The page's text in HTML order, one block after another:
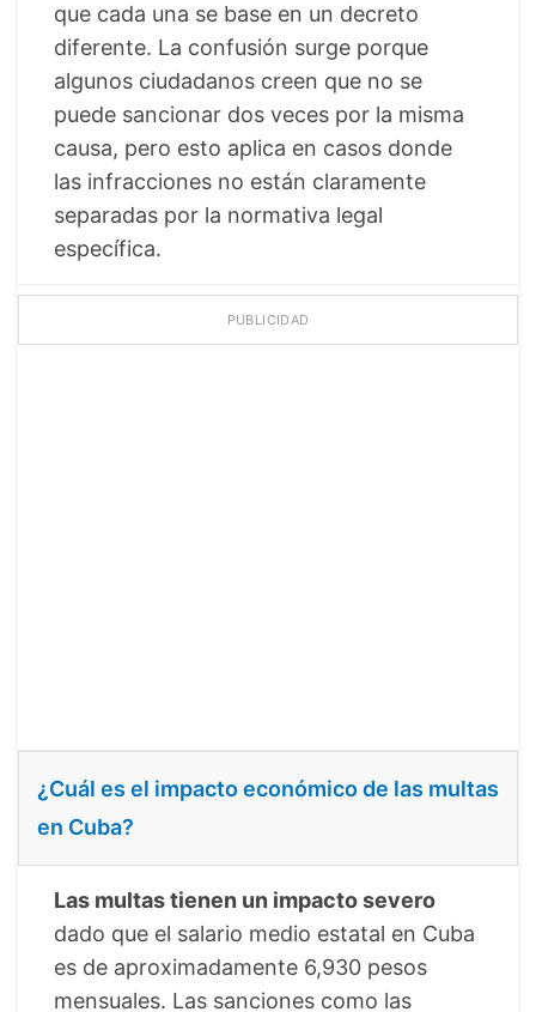
que cada una se base en un decreto
diferente. La confusión surge porque
algunos ciudadanos creen que no se
puede sancionar dos veces por la misma
causa, pero esto aplica en casos donde
las infracciones no están claramente
separadas por la normativa legal
específica.
PUBLICIDAD
¿Cuál es el impacto económico de las multas
en Cuba?
Las multas tienen un impacto severo
dado que el salario medio estatal en Cuba
es de aproximadamente 6,930 pesos
mensuales. Las sanciones como las